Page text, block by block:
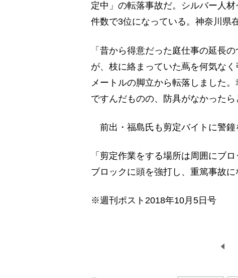
定中」の転落事故だ。シルバー人
件数で3位になっている。神奈川県
「昔から得意だった庭仕事の延長
が、枝に絡まっていた蔦を何気な
メートルの脚立から転落しました
ですんだものの、防具がなかったら
前出・福島氏も剪定バイトに警鐘
「剪定作業をする場所は周囲にブ
ブロックに頭を強打し、重篤事故
※週刊ポスト2018年10月5日号